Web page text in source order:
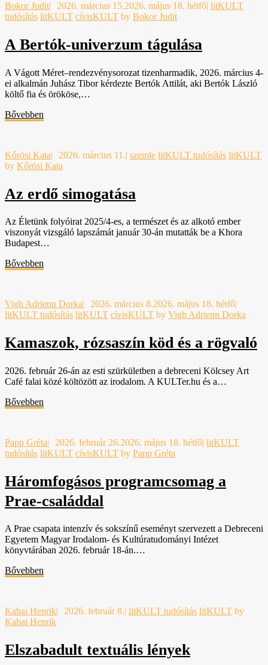
Bokor Judit| 2026. március 15.2026. május 18. hétfő| litKULT
tudósítás litKULT cívisKULT by Bokor Judit
A Bertók-univerzum tágulása
A Vágott Méret–rendezvénysorozat tizenharmadik, 2026. március 4-
ei alkalmán Juhász Tibor kérdezte Bertók Attilát, aki Bertók László
költő fia és örököse,…
Bővebben
Kőrösi Kata| 2026. március 11.| szemle litKULT tudósítás litKULT
by Kőrösi Kata
Az erdő simogatása
Az Életünk folyóirat 2025/4-es, a természet és az alkotó ember
viszonyát vizsgáló lapszámát január 30-án mutatták be a Khora
Budapest…
Bővebben
Vigh Adrienn Dorka| 2026. március 8.2026. május 18. hétfő|
litKULT tudósítás litKULT cívisKULT by Vigh Adrienn Dorka
Kamaszok, rózsaszín köd és a rögvaló
2026. február 26-án az esti szürkületben a debreceni Kölcsey Art
Café falai közé költözött az irodalom. A KULTer.hu és a…
Bővebben
Papp Gréta| 2026. február 26.2026. május 18. hétfő| litKULT
tudósítás litKULT cívisKULT by Papp Gréta
Háromfogásos programcsomag a
Prae-családdal
A Prae csapata intenzív és sokszínű eseményt szervezett a Debreceni
Egyetem Magyar Irodalom- és Kultúratudományi Intézet
könyvtárában 2026. február 18-án.…
Bővebben
Kabai Henrik| 2026. február 8.| litKULT tudósítás litKULT by
Kabai Henrik
Elszabadult textuális lények